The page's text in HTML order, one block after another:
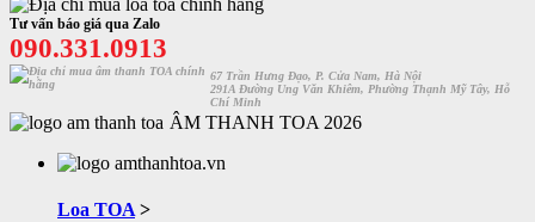
Tư vấn báo giá qua Zalo
090.331.0913
67 Trần Hưng Đạo, P. Cửa Nam, Hà Nội
291A Đường Ung Văn Khiêm, Phường Thạnh Mỹ Tây, Hỗ
Chí Minh
ÂM THANH TOA 2026
Loa TOA >